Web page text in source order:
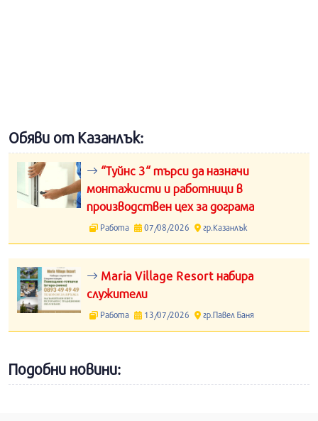
Обяви от Казанлък:
“Туйнс 3“ търси да назначи
монтажисти и работници в
производствен цех за дограма
Работа 07/08/2026 гр.Казанлък
Maria Village Resort набира
служители
Работа 13/07/2026 гр.Павел Баня
Подобни новини: